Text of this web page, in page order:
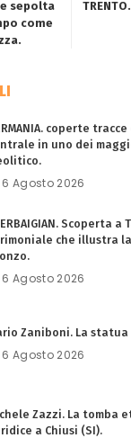
sepolta
come
coperte
in uno dei
6 Agosto 2026
Scoperta a
che illustra
6 Agosto 2026
Zaniboni. La statua
6 Agosto 2026
Zazzi. La tomba
a Chiusi (SI).